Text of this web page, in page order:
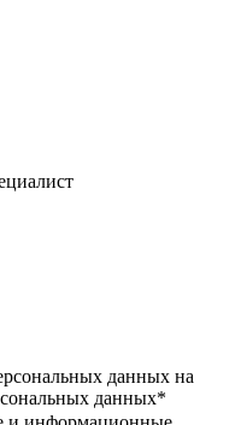
данных на
данных*